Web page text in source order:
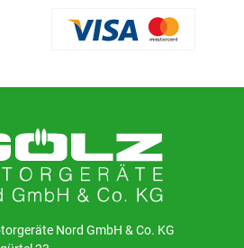
Nord GmbH & Co. KG